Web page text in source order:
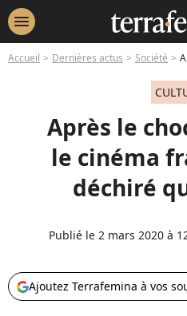
menu
Accueil Dernières actus Société
Après le
le cinéma
déchiré
Publié le 2 mars 2020 à
Ajoutez Terrafemina à vos